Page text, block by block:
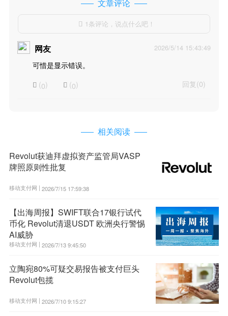
文章评论
 1条评论，说点什么吧！
网友 2026/5/14 15:43:49
可惜是显示错误。
 (0)  (0) 回复(0)
相关阅读
Revolut获迪拜虚拟资产监管局VASP
牌照原则性批复
移动支付网 | 2026/7/15 17:59:38
【出海周报】SWIFT联合17银行试代
币化 Revolut清退USDT 欧洲央行警惕
AI威胁
移动支付网 | 2026/7/13 9:45:50
立陶宛80%可疑交易报告被支付巨头
Revolut包揽
移动支付网 | 2026/7/10 9:15:27